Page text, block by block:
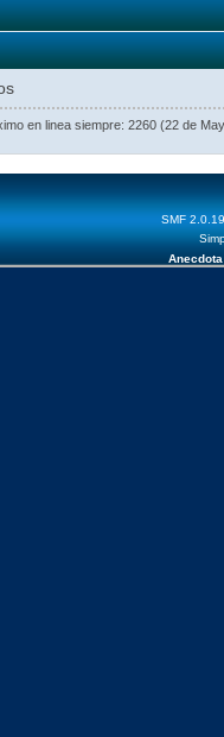
en linea siempre: 2260 (22 de
SMF 2.0.19
Anecdota